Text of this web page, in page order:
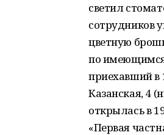
светил
сотрудников
цветную
по имеющимся
приехавший в
Казанская, 4
открылась в
«Первая